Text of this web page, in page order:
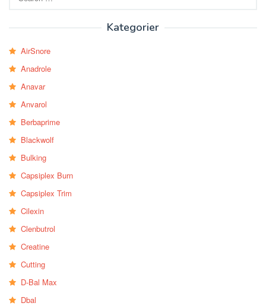
for:
Kategorier
AirSnore
Anadrole
Anavar
Anvarol
Berbaprime
Blackwolf
Bulking
Capsiplex Burn
Capsiplex Trim
Cilexin
Clenbutrol
Creatine
Cutting
D-Bal Max
Dbal